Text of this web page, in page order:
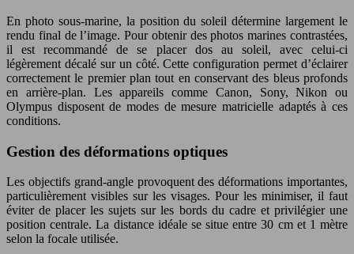
En photo sous-marine, la position du soleil détermine largement le
rendu final de l’image. Pour obtenir des photos marines contrastées,
il est recommandé de se placer dos au soleil, avec celui-ci
légèrement décalé sur un côté. Cette configuration permet d’éclairer
correctement le premier plan tout en conservant des bleus profonds
en arrière-plan. Les appareils comme Canon, Sony, Nikon ou
Olympus disposent de modes de mesure matricielle adaptés à ces
conditions.
Gestion des déformations optiques
Les objectifs grand-angle provoquent des déformations importantes,
particulièrement visibles sur les visages. Pour les minimiser, il faut
éviter de placer les sujets sur les bords du cadre et privilégier une
position centrale. La distance idéale se situe entre 30 cm et 1 mètre
selon la focale utilisée.